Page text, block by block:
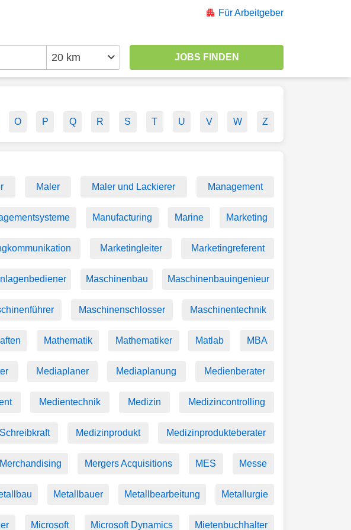
Für Arbeitgeber
O P Q R S T U V W Z
Maler Maler und Lackierer Management
Manufacturing Marine Marketing
Marketingleiter Marketingreferent
Maschinenbau Maschinenbauingenieur
Maschinenschlosser Maschinentechnik
Mathematik Mathematiker Matlab MBA
Mediaplaner Mediaplanung Medienberater
Medientechnik Medizin Medizincontrolling
Medizinprodukt Medizinprodukteberater
Merchandising Mergers Acquisitions MES Messe
Metallbauer Metallbearbeitung Metallurgie
Microsoft Microsoft Dynamics Mietenbuchhalter